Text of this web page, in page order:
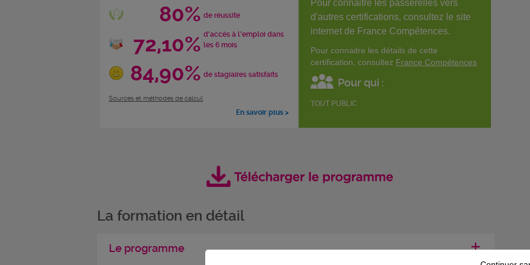
80% de réussite
72,10% d'accès à l'emploi dans
les 6 mois
84,90% de stagiaires satisfaits
Sources et méthodes de calcul
En savoir plus >
Pour connaitre les passerelles vers
d'autres certifications, consultez le site
internet de France Compétences.
Pour connaitre les détails de cette
certification, consultez France Compétences
Pour qui :
TOUT PUBLIC
La formation en détail
Le programme